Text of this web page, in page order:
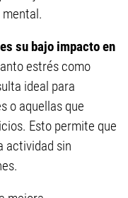
su bajo impacto en
estrés como
ideal para
o aquellas que
Esto permite que
actividad sin